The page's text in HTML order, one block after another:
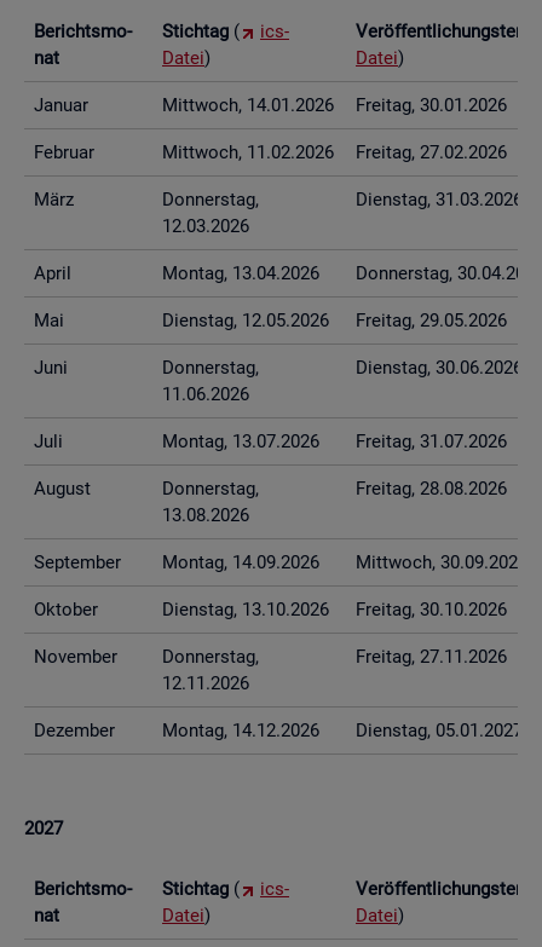
Be­richts­mo­
nat
Stich­tag (
ics-
Datei)
Datei)
Ja­nu­ar Mitt­woch, 14.01.2026 Frei­tag, 30.01.2026
Fe­bru­ar Mitt­woch, 11.02.2026 Frei­tag, 27.02.2026
März
Don­ners­tag,
12.03.2026
Diens­tag, 31.03.2026
April Mon­tag, 13.04.2026 Don­ners­tag,
Mai Diens­tag, 12.05.2026 Frei­tag, 29.05.2026
Juni
Don­ners­tag,
11.06.2026
Diens­tag, 30.06.2026
Juli Mon­tag, 13.07.2026 Frei­tag, 31.07.2026
Au­gust
Don­ners­tag,
13.08.2026
Frei­tag, 28.08.2026
Sep­tem­ber Mon­tag, 14.09.2026 Mitt­woch, 30.09.2026
Ok­to­ber Diens­tag, 13.10.2026 Frei­tag, 30.10.2026
No­vem­ber
Don­ners­tag,
12.11.2026
Frei­tag, 27.11.2026
De­zem­ber Mon­tag, 14.12.2026 Diens­tag, 05.01.2027
2027
Be­richts­mo­
nat
Stich­tag (
ics-
Datei)
Datei)